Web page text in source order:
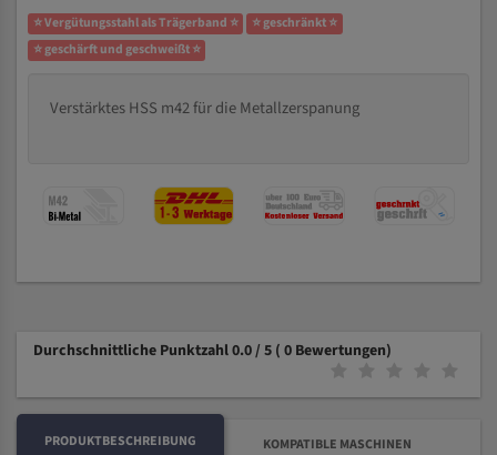
⭐ Vergütungsstahl als Trägerband ⭐
⭐ geschränkt ⭐
⭐ geschärft und geschweißt ⭐
Verstärktes HSS m42 für die Metallzerspanung
Durchschnittliche Punktzahl 0.0 / 5 ( 0 Bewertungen)
PRODUKTBESCHREIBUNG KOMPATIBLE MASCHINEN